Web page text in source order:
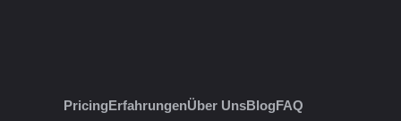
PricingErfahrungenÜber UnsBlogFAQ